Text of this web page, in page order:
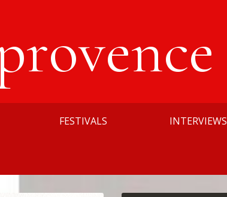
FESTIVALS INTERVIEWS